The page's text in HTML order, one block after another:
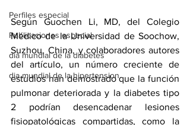
Perfiles especial
Publicaciones especial
dia mundial de la diabetes
dia mundial de la hipertension
Según Guochen Li, MD, del Colegio
Médico de la Universidad de Soochow,
Suzhou, China, y colaboradores autores
del artículo, un número creciente de
estudios han demostrado que la función
pulmonar deteriorada y la diabetes tipo
2 podrían desencadenar lesiones
fisiopatológicas compartidas, como la